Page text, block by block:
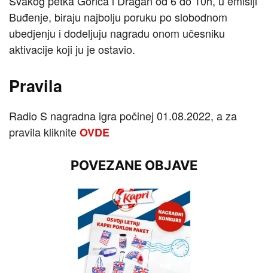
Buđenje, biraju najbolju poruku po slobodnom
ubedjenju i dodeljuju nagradu onom učesniku
aktivacije koji ju je ostavio.
Pravila
Radio S nagradna igra počinej 01.08.2022, a za
pravila klikniteOVDE
POVEZANE OBJAVE